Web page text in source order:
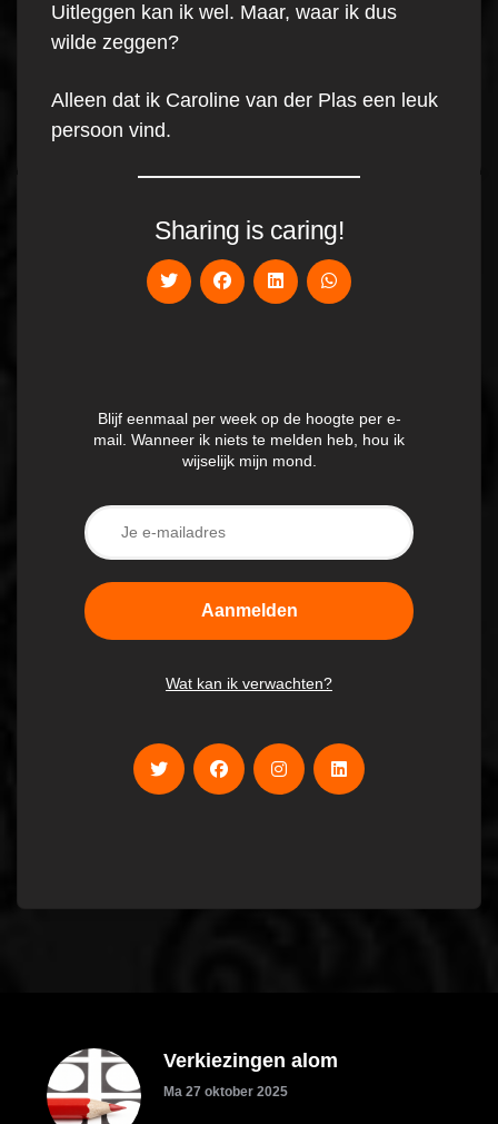
Uitleggen kan ik wel. Maar, waar ik dus
wilde zeggen?
Alleen dat ik Caroline van der Plas een leuk
persoon vind.
Sharing is caring!
Blijf eenmaal per week op de hoogte per e-
mail. Wanneer ik niets te melden heb, hou ik
wijselijk mijn mond.
Wat kan ik verwachten?
Verkiezingen alom
Ma 27 oktober 2025